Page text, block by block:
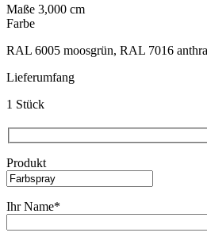
Maße 3,000 cm
Farbe
RAL 6005 moosgrün, RAL 7016
Lieferumfang
1 Stück
Produkt
Ihr Name*